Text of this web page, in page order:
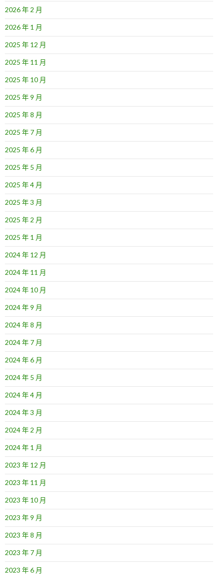
2026 年 2 月
2026 年 1 月
2025 年 12 月
2025 年 11 月
2025 年 10 月
2025 年 9 月
2025 年 8 月
2025 年 7 月
2025 年 6 月
2025 年 5 月
2025 年 4 月
2025 年 3 月
2025 年 2 月
2025 年 1 月
2024 年 12 月
2024 年 11 月
2024 年 10 月
2024 年 9 月
2024 年 8 月
2024 年 7 月
2024 年 6 月
2024 年 5 月
2024 年 4 月
2024 年 3 月
2024 年 2 月
2024 年 1 月
2023 年 12 月
2023 年 11 月
2023 年 10 月
2023 年 9 月
2023 年 8 月
2023 年 7 月
2023 年 6 月